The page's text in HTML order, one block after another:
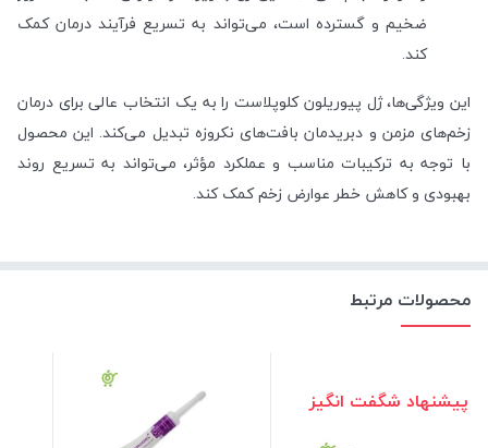
ضخیم و گسترده است، می‌تواند به تسریع فرآیند درمان کمک
کند.
این ویژگی‌ها، ژل پیوریلون کلوپلاست را به یک انتخاب عالی برای درمان
زخم‌های مزمن و دبریدمان بافت‌های نکروزه تبدیل می‌کند. این محصول
با توجه به ترکیبات مناسب و عملکرد مؤثر، می‌تواند به تسریع روند
بهبودی و کاهش خطر عوارض زخم کمک کند.
محصولات مرتبط
پیشنهاد شگفت انگیز